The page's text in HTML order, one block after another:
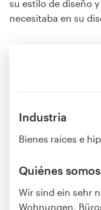
Industria
Bienes raíces e
Quiénes somos
Wir sind ein sehr
Wohnungen,
su estilo de diseño
necesitaba en su